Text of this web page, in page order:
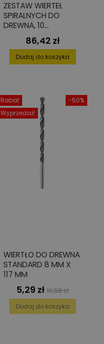
ZESTAW WIERTEŁ
SPIRALNYCH DO
DREWNA, 10
ELEMENTÓW, 3-12 MM
Cena
86,42 zł
Dodaj do koszyka
-50%
Rabat
Wyprzedaż!
WIERTŁO DO DREWNA
STANDARD 8 MM X
117 MM
Cena
5,29 zł Cena
podstawowa
10,58 zł
Dodaj do koszyka